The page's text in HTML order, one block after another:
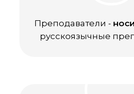
Преподаватели -
русскоязычные